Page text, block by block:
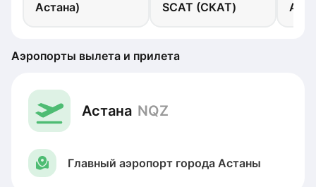
Астана)
SCAT (СКАТ)
Аэропорты вылета и прилета
Астана NQZ
Главный аэропорт города Астаны